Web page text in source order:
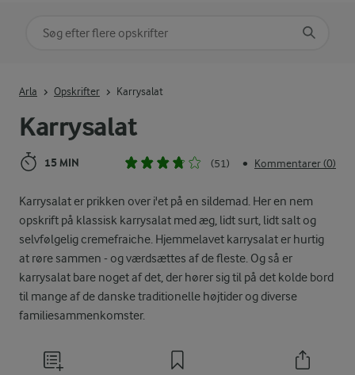
Karrysalat
15 MIN (51) • Kommentarer (0)
Karrysalat er prikken over i'et på en sildemad. Her en nem
opskrift på klassisk karrysalat med æg, lidt surt, lidt salt og
selvfølgelig cremefraiche. Hjemmelavet karrysalat er hurtig
at røre sammen - og værdsættes af de fleste. Og så er
karrysalat bare noget af det, der hører sig til på det kolde bord
til mange af de danske traditionelle højtider og diverse
familiesammenkomster.
Arla Opskrifter Karrysalat
Søg på kategori